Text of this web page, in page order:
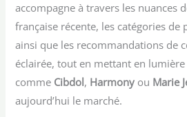
accompagne à travers les nuances
française récente, les catégories de
ainsi que les recommandations de
éclairée, tout en mettant en
comme Cibdol, Harmony ou Marie
aujourd’hui le marché.